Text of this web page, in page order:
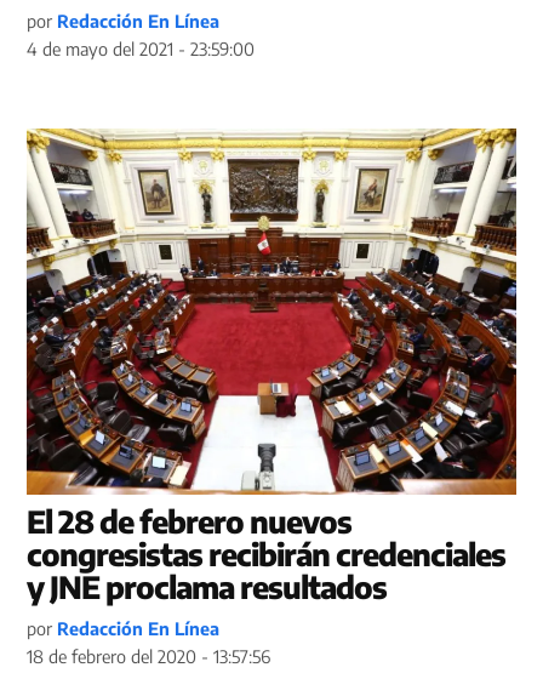
por Redacción En Línea
4 de mayo del 2021 - 23:59:00
El 28 de febrero nuevos
congresistas recibirán credenciales
y JNE proclama resultados
por Redacción En Línea
18 de febrero del 2020 - 13:57:56